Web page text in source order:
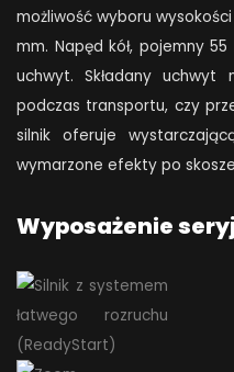
możliwość wyboru
mm. Napęd kół, pojemny
uchwyt. Składany uchwyt
podczas transportu, czy
silnik oferuje
wymarzone efekty po
Wyposażenie